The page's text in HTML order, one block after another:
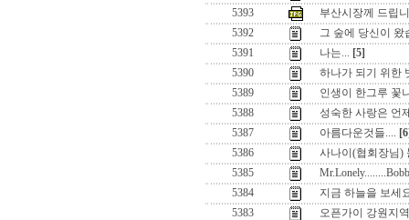
5393
부산시장께 드립
5392
그 숲에 당신이 왔
5391
나는... [5]
5390
하나가 되기 위한
5389
인생이 한그루 꽃
5388
성숙한 사랑은 언
5387
아름다운것들....
5386
사나이(협회장님)
5385
5384
지금 하늘을 보세
5383
오픈가이 강원지